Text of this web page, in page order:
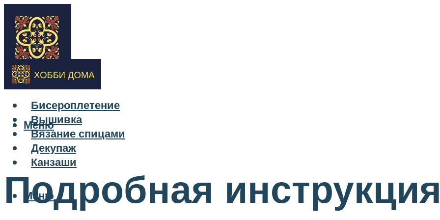
Бисероплетение
Вышивка
Вязание спицами
Декупаж
Канзаши
Меню
Меню
Подробная